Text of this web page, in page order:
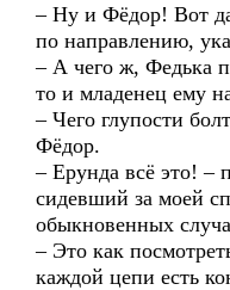
– Ну и Фёдор! Вот
по направлению,
– А чего ж, Федька
то и младенец ему
– Чего глупости
Фёдор.
– Ерунда всё это! –
сидевший за моей
обыкновенных
– Это как
каждой цепи есть